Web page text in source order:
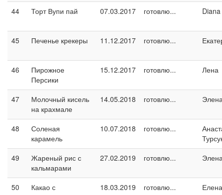
44
Торт Вупи пай 07.03.2017 готовлю... Diana
45 Печенье крекеры 11.12.2017 готовлю...
46
Пирожное
Персики
15.12.2017 готовлю... Лена
47
Молочный кисель
на крахмале
14.05.2018 готовлю...
48
Соленая
карамель
10.07.2018 готовлю...
49
Жареный рис с
кальмарами
27.02.2019 готовлю...
50
Какао с
18.03.2019 готовлю...